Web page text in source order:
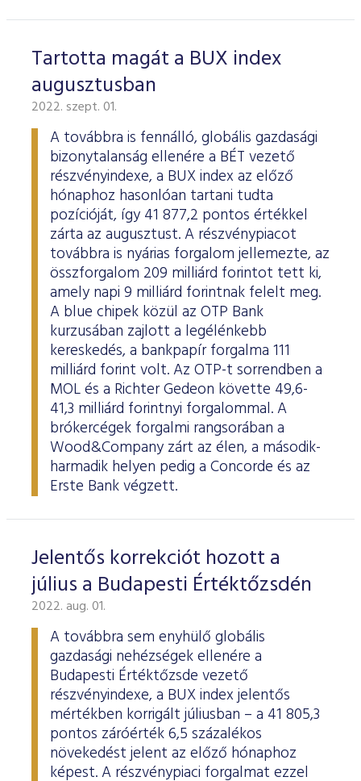
Tartotta magát a BUX index
augusztusban
2022. szept. 01.
A továbbra is fennálló, globális gazdasági
bizonytalanság ellenére a BÉT vezető
részvényindexe, a BUX index az előző
hónaphoz hasonlóan tartani tudta
pozícióját, így 41 877,2 pontos értékkel
zárta az augusztust. A részvénypiacot
továbbra is nyárias forgalom jellemezte, az
összforgalom 209 milliárd forintot tett ki,
amely napi 9 milliárd forintnak felelt meg.
A blue chipek közül az OTP Bank
kurzusában zajlott a legélénkebb
kereskedés, a bankpapír forgalma 111
milliárd forint volt. Az OTP-t sorrendben a
MOL és a Richter Gedeon követte 49,6-
41,3 milliárd forintnyi forgalommal. A
brókercégek forgalmi rangsorában a
Wood&Company zárt az élen, a második-
harmadik helyen pedig a Concorde és az
Erste Bank végzett.
Jelentős korrekciót hozott a
július a Budapesti Értéktőzsdén
2022. aug. 01.
A továbbra sem enyhülő globális
gazdasági nehézségek ellenére a
Budapesti Értéktőzsde vezető
részvényindexe, a BUX index jelentős
mértékben korrigált júliusban – a 41 805,3
pontos záróérték 6,5 százalékos
növekedést jelent az előző hónaphoz
képest. A részvénypiaci forgalmat ezzel